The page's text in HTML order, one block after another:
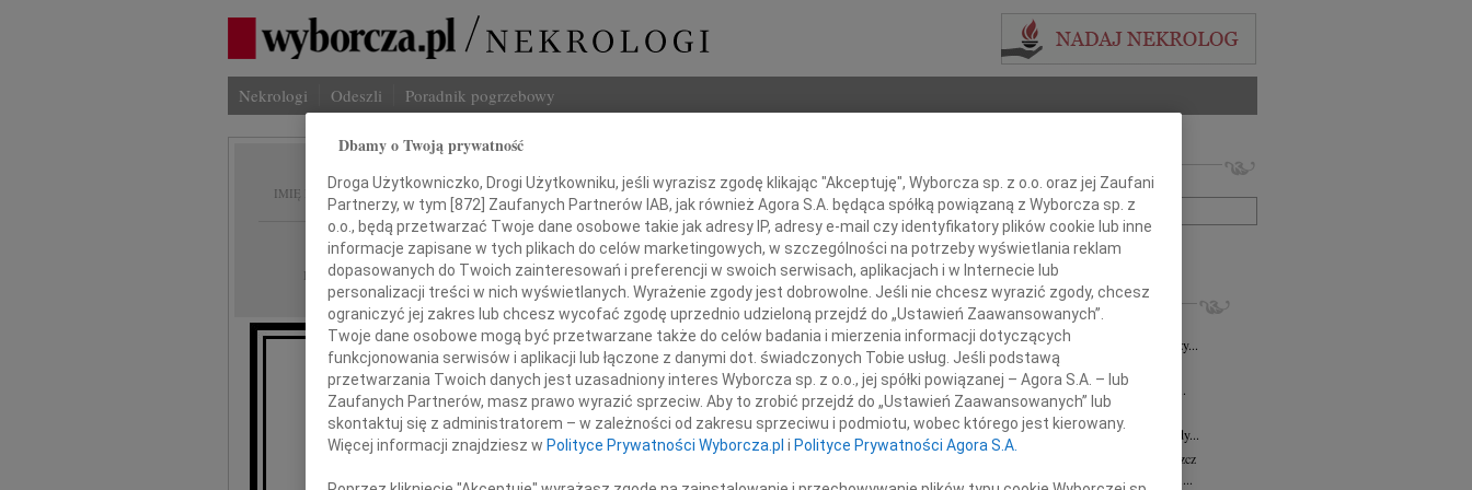
Nekrologi Odeszli Poradnik pogrzebowy
IMIĘ I NAZWISKO: Julian Ziemkowski
REGION: Bydgoszcz
DATA EMISJI: 25.02.2011
Z wielkim smutkiem przyjąłem wiadomość o śmierci
Juliana Ziemkowskiego
Imię i nazwisko lub numer ogłoszenia:
+ szukanie zaawansowane
INNE NEKROLOGI
06.08.2026Bydgoszcz
Sylwii Kramkowskiej wraz z Rodziną wyrazy...
05.08.2026Bydgoszcz
Arlecie Stanisławskiej oraz Jej Najbliższym...
30.07.2026
Bydgoszcz
Pani Elżbiecie Skwierzyńskiej Członkini Rady...
Janusz Ostoja-Zagórski
Bydgoszcz
Z głębokim smutkiem żegnamy prof. dr. hab....
Dbamy o Twoją prywatność
Droga Użytkowniczko, Drogi Użytkowniku, jeśli wyrazisz zgodę klikając "Akceptuję", Wyborcza sp. z o.o. oraz jej Zaufani
Partnerzy, w tym [872] Zaufanych Partnerów IAB, jak również Agora S.A. będąca spółką powiązaną z Wyborcza sp. z
o.o., będą przetwarzać Twoje dane osobowe takie jak adresy IP, adresy e-mail czy identyfikatory plików cookie lub inne
informacje zapisane w tych plikach do celów marketingowych, w szczególności na potrzeby wyświetlania reklam
dopasowanych do Twoich zainteresowań i preferencji w swoich serwisach, aplikacjach i w Internecie lub
personalizacji treści w nich wyświetlanych. Wyrażenie zgody jest dobrowolne. Jeśli nie chcesz wyrazić zgody, chcesz
ograniczyć jej zakres lub chcesz wycofać zgodę uprzednio udzieloną przejdź do „Ustawień Zaawansowanych”.
Twoje dane osobowe mogą być przetwarzane także do celów badania i mierzenia informacji dotyczących
funkcjonowania serwisów i aplikacji lub łączone z danymi dot. świadczonych Tobie usług. Jeśli podstawą
przetwarzania Twoich danych jest uzasadniony interes Wyborcza sp. z o.o., jej spółki powiązanej – Agora S.A. – lub
Zaufanych Partnerów, masz prawo wyrazić sprzeciw. Aby to zrobić przejdź do „Ustawień Zaawansowanych” lub
skontaktuj się z administratorem – w zależności od zakresu sprzeciwu i podmiotu, wobec którego jest kierowany.
Więcej informacji znajdziesz w Polityce Prywatności Wyborcza.pl i Polityce Prywatności Agora S.A.